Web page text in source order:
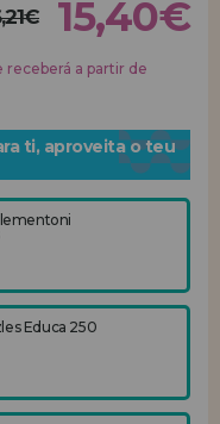
15,40€
receberá a partir de
ti, aproveita o teu
Educa 250